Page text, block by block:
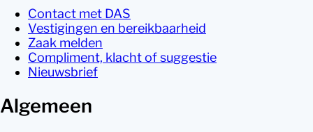
Contact met DAS
Vestigingen en bereikbaarheid
Zaak melden
Compliment, klacht of suggestie
Nieuwsbrief
Algemeen